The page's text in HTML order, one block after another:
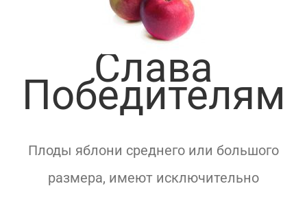
Слава
Победителям
Плоды яблони среднего или большого
размера, имеют исключительно